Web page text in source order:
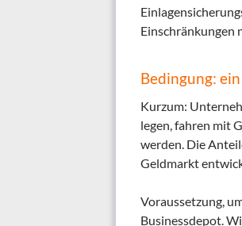
Einschränkungen
Bedingung:
Kurzum:
legen, fahren mit
werden. Die
Geldmarkt
Voraussetzung,
Businessdepot.